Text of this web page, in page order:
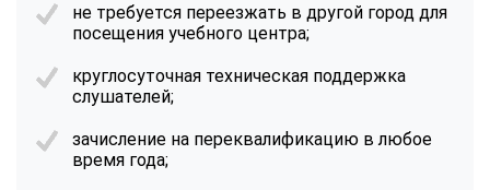
не требуется переезжать в другой город для
посещения учебного центра;
круглосуточная техническая поддержка
слушателей;
зачисление на переквалификацию в любое
время года;